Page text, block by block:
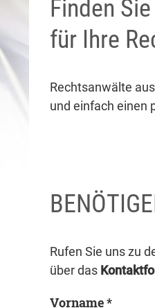
Finden
für Ihre
Rechtsanwälte
und einfach einen
Rufen Sie uns zu
über das
Vorname *